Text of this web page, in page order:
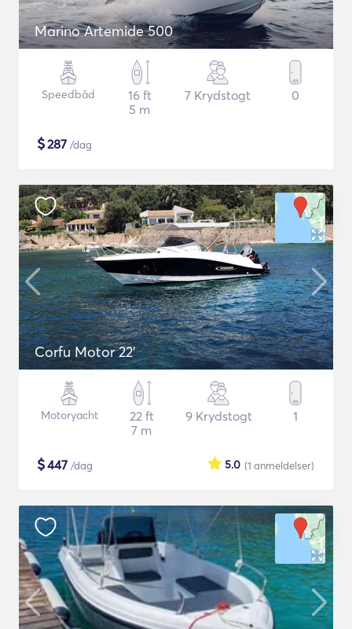
Marino Artemide 500
Speedbåd
16 ft
5 m
7 Krydstogt 0
$287 /dag
Corfu Motor 22'
Motoryacht
22 ft
7 m
9 Krydstogt 1
$447 /dag (1 anmeldelser)
5.0